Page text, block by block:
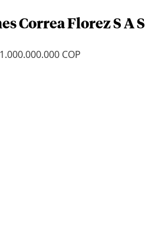
Correa Florez S A S
COP